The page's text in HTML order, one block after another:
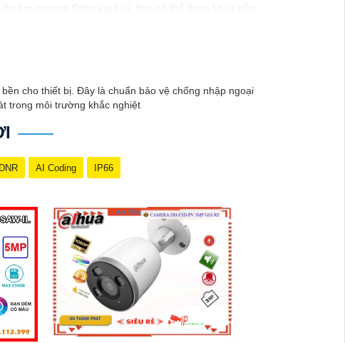
thêm câu hỏi hoặc cần tư vấn thêm, đừng ngần ngại để
cho thiết bị. Đây là chuẩn bảo vệ chống nhập ngoại
trong môi trường khắc nghiệt
AI Coding IP66